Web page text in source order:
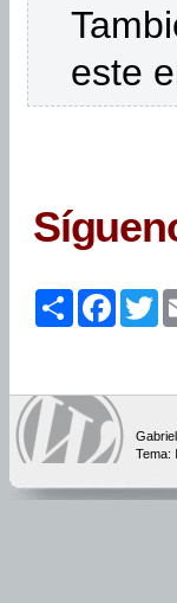
este
Share
Tema: